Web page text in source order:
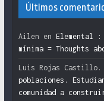
Últimos
Ailen en Elemental
mínima = Thoughts
Luis Rojas Castillo.
poblaciones.
comunidad a